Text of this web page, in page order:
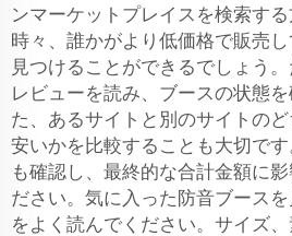
ンマーケットプレイスを検索する
時々、誰かがより低価格で販売
見つけることができるでしょう
レビューを読み、ブースの状態
た、あるサイトと別のサイトの
安いかを比較することも大切で
も確認し、最終的な合計金額に
ださい。気に入った防音ブース
をよく読んでください。サイズ